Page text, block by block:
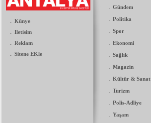
. Künye
. Iletisim
. Reklam
. Sitene EKle
. Gündem
. Politika
. Spor
. Ekonomi
. Sağlık
. Magazin
. Kültür & Sanat
. Turizm
. Polis-Adliye
. Yaşam